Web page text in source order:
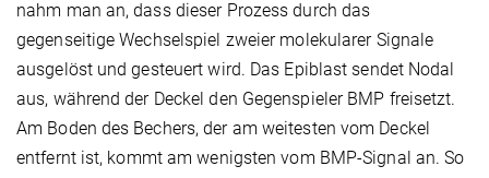
nahm man an, dass dieser Prozess durch das
gegenseitige Wechselspiel zweier molekularer Signale
ausgelöst und gesteuert wird. Das Epiblast sendet Nodal
aus, während der Deckel den Gegenspieler BMP freisetzt.
Am Boden des Bechers, der am weitesten vom Deckel
entfernt ist, kommt am wenigsten vom BMP-Signal an. So